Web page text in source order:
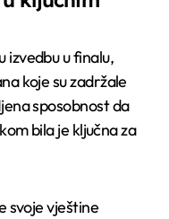
izvedbu u finalu,
koje su zadržale
sposobnost da
bila je ključna za
svoje vještine